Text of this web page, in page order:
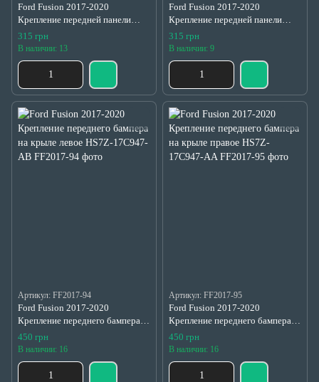
Ford Fusion 2017-2020
Крепление передней панели
(переднего бампера) левое
HS7Z17C913-B
315 грн
В наличии: 13
Ford Fusion 2017-2020
Крепление передней панели
(переднего бампера) правое
HS7Z17C913-А
315 грн
В наличии: 9
Артикул: FF2017-94
Ford Fusion 2017-2020
Крепление переднего бампера
на крыле левое HS7Z-17C947-
AB
450 грн
В наличии: 16
Артикул: FF2017-95
Ford Fusion 2017-2020
Крепление переднего бампера
на крыле правое HS7Z-17C947-
AA
450 грн
В наличии: 16